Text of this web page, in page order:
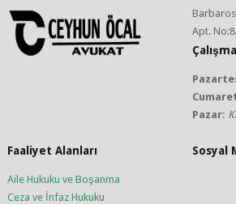
Apt.
Pazar:
Faaliyet Alanları
Aile Hukuku ve Boşanma
Ceza ve İnfaz Hukuku
Sosyal